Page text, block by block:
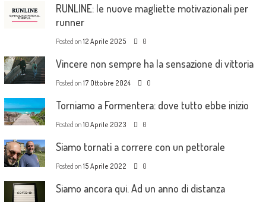
RUNLINE: le nuove magliette motivazionali per
runner
Posted on 12 Aprile 2025 0
Vincere non sempre ha la sensazione di vittoria
Posted on 17 Ottobre 2024 0
Torniamo a Formentera: dove tutto ebbe inizio
Posted on 10 Aprile 2023 0
Siamo tornati a correre con un pettorale
Posted on 15 Aprile 2022 0
Siamo ancora qui. Ad un anno di distanza